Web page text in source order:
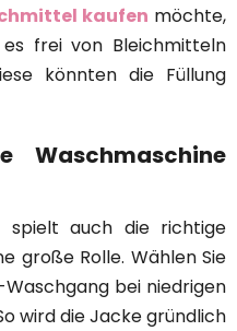
kaufen möchte,
frei von Bleichmitteln
könnten die Füllung
spielt auch die richtige
große Rolle. Wählen Sie
bei niedrigen
wird die Jacke gründlich